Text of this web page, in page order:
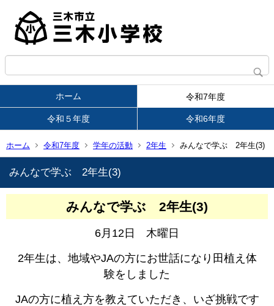
ホーム 令和7年度
令和５年度 令和6年度
ホーム 令和7年度 学年の活動 2年生 みんなで学ぶ 2年生(3)
みんなで学ぶ 2年生(3)
みんなで学ぶ 2年生(3)
6月12日 木曜日
2年生は、地域やJAの方にお世話になり田植え体
験をしました
JAの方に植え方を教えていただき、いざ挑戦です